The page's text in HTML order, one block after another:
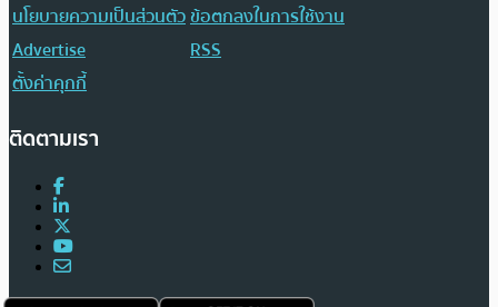
นโยบายความเป็นส่วนตัวข้อตกลงในการใช้งาน
Advertise
RSS
ตั้งค่าคุกกี้
ติดตามเรา